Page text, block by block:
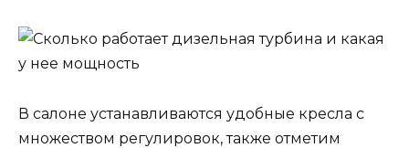
В салоне устанавливаются удобные кресла с
множеством регулировок, также отметим